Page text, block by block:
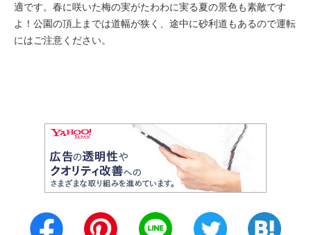
適です。春に咲いた梅の実がたわわに実る夏の景色も素敵です
よ！公園の頂上までは道幅が狭く、途中に砂利道もあるので運転
にはご注意ください。